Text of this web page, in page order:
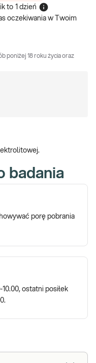
to 1 dzień
oczekiwania w Twoim
poniżej 18 roku życia oraz
badania
porę pobrania
10.00, ostatni posiłek